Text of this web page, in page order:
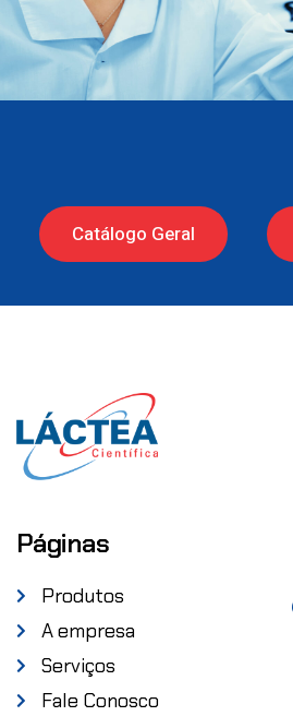
Catálogo Geral
Páginas
Produtos
A empresa
Serviços
Fale Conosco